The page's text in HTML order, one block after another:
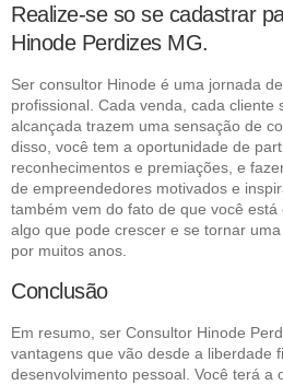
Realize-se so se cadastrar
Hinode Perdizes MG.
Ser consultor Hinode é uma jornada
profissional. Cada venda, cada cliente
alcançada trazem uma sensação de
disso, você tem a oportunidade de
reconhecimentos e premiações, e
de empreendedores motivados e
também vem do fato de que você está
algo que pode crescer e se tornar
por muitos anos.
Conclusão
Em resumo, ser Consultor Hinode
vantagens que vão desde a liberdade
desenvolvimento pessoal. Você terá a